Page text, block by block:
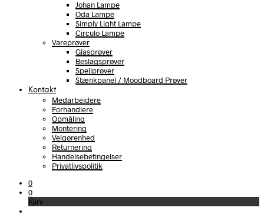
Johan Lampe
Oda Lampe
Simply Light Lampe
Circulo Lampe
Vareprøver
Glasprøver
Beslagsprøver
Spejlprøver
Stænkpanel / Moodboard Prøver
Kontakt
Medarbejdere
Forhandlere
Opmåling
Montering
Velgørenhed
Returnering
Handelsebetingelser
Privatlivspolitik
0
0
Kurv